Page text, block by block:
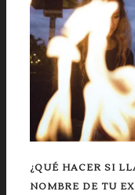
¿QUÉ HACER SI
NOMBRE DE TU